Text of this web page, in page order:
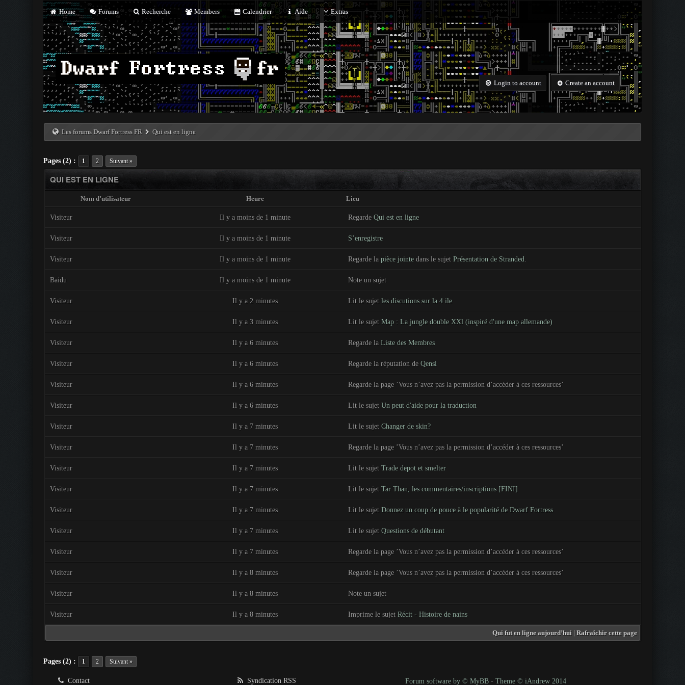
Home Forums Recherche Members Calendrier Aide Extras
Login to account Create an account
Les forums Dwarf Fortress FR Qui est en ligne
Pages (2) : 1 2 Suivant »
QUI EST EN LIGNE
Nom d’utilisateur Heure Lieu
Visiteur Il y a moins de 1 minute Regarde Qui est en ligne
Visiteur Il y a moins de 1 minute S’enregistre
Visiteur Il y a moins de 1 minute Regarde la pièce jointedans le sujet Présentation de Stranded.
Baidu Il y a moins de 1 minute Note un sujet
Visiteur Il y a 2 minutes Lit le sujet les discutions sur la 4 ile
Visiteur Il y a 3 minutes Lit le sujet Map : La jungle double XXl (inspiré d'une map allemande)
Visiteur Il y a 6 minutes Regarde la Liste des Membres
Visiteur Il y a 6 minutes Regarde la réputation de Qensi
Visiteur Il y a 6 minutes Regarde la page ’Vous n’avez pas la permission d’accéder à ces ressources’
Visiteur Il y a 6 minutes Lit le sujet Un peut d'aide pour la traduction
Visiteur Il y a 7 minutes Lit le sujet Changer de skin?
Visiteur Il y a 7 minutes Regarde la page ’Vous n’avez pas la permission d’accéder à ces ressources’
Visiteur Il y a 7 minutes Lit le sujet Trade depot et smelter
Visiteur Il y a 7 minutes Lit le sujet Tar Than, les commentaires/inscriptions [FINI]
Visiteur Il y a 7 minutes Lit le sujet Donnez un coup de pouce à le popularité de Dwarf Fortress
Visiteur Il y a 7 minutes Lit le sujet Questions de débutant
Visiteur Il y a 7 minutes Regarde la page ’Vous n’avez pas la permission d’accéder à ces ressources’
Visiteur Il y a 8 minutes Regarde la page ’Vous n’avez pas la permission d’accéder à ces ressources’
Visiteur Il y a 8 minutes Note un sujet
Visiteur Il y a 8 minutes Imprime le sujet Récit - Histoire de nains
Qui fut en ligne aujourd’hui| Rafraîchir cette page
Pages (2) : 1 2 Suivant »
Contact Syndication RSS Forum software by © MyBB - Theme © iAndrew 2014